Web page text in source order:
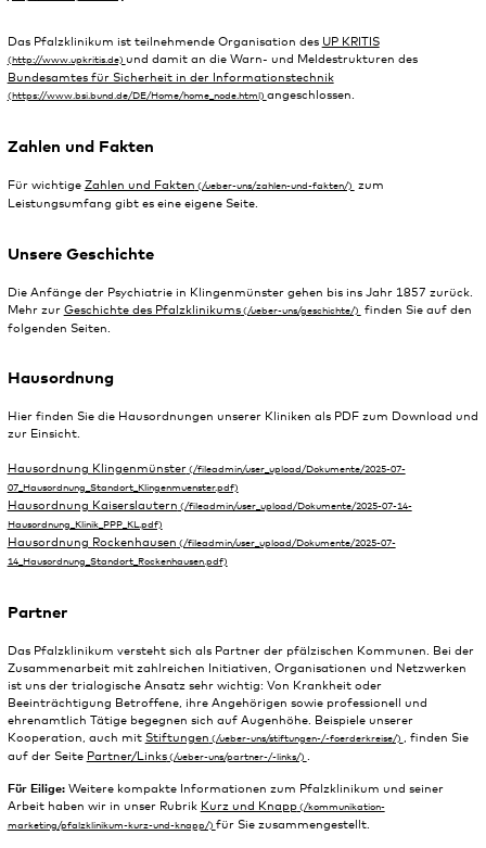
Das Pfalzklinikum ist teilnehmende Organisation des UP KRITIS
und damit an die Warn- und Meldestrukturen des
Bundesamtes für Sicherheit in der Informationstechnik
angeschlossen.
Zahlen und Fakten
Für wichtige Zahlen und Fakten
zum
Leistungsumfang gibt es eine eigene Seite.
Unsere Geschichte
Die Anfänge der Psychiatrie in Klingenmünster gehen bis ins Jahr 1857 zurück.
Mehr zur Geschichte des Pfalzklinikums
finden Sie auf den
folgenden Seiten.
Hausordnung
Hier finden Sie die Hausordnungen unserer Kliniken als PDF zum Download und
zur Einsicht.
Hausordnung Klingenmünster
Hausordnung Kaiserslautern
Hausordnung Rockenhausen
Partner
Das Pfalzklinikum versteht sich als Partner der pfälzischen Kommunen. Bei der
Zusammenarbeit mit zahlreichen Initiativen, Organisationen und Netzwerken
ist uns der trialogische Ansatz sehr wichtig: Von Krankheit oder
Beeinträchtigung Betroffene, ihre Angehörigen sowie professionell und
ehrenamtlich Tätige begegnen sich auf Augenhöhe. Beispiele unserer
Kooperation, auch mit Stiftungen
, finden Sie
auf der Seite Partner/Links
Für Eilige:Weitere kompakte Informationen zum Pfalzklinikum und seiner
Arbeit haben wir in unser Rubrik Kurz und Knapp
für Sie zusammengestellt.